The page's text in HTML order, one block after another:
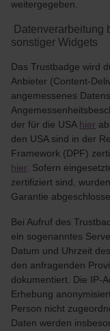
weitergegeben.
Datenverarbeitung
sonstiger Widgets
Das Trustbadge wird
Anbieter (Content-
angemessenes
der für die USA hier
den USA sind in der
Framework (DPF)
hier. Sofern
zertifiziert sind,
Garantie
Bei Aufruf des
ein sogenanntes
Datum und Uhrzeit
den anfragenden
dokumentiert. Die IP-
Erhebung
Person nicht
Daten werden